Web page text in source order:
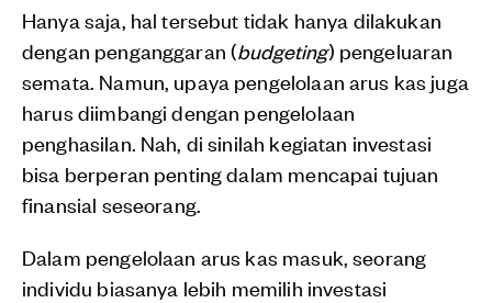
Hanya saja, hal tersebut tidak hanya dilakukan
dengan penganggaran (budgeting) pengeluaran
semata. Namun, upaya pengelolaan arus kas juga
harus diimbangi dengan pengelolaan
penghasilan. Nah, di sinilah kegiatan investasi
bisa berperan penting dalam mencapai tujuan
finansial seseorang.
Dalam pengelolaan arus kas masuk, seorang
individu biasanya lebih memilih investasi